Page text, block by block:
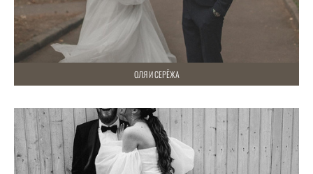
ОЛЯ И СЕРЁЖА